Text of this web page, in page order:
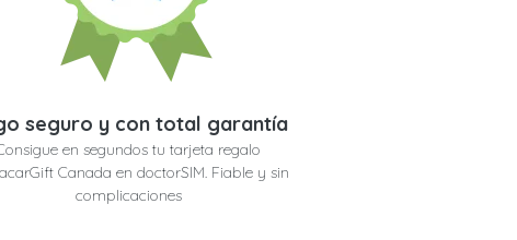
seguro y con total garantía
en segundos tu tarjeta regalo
Canada en doctorSIM. Fiable y sin
complicaciones